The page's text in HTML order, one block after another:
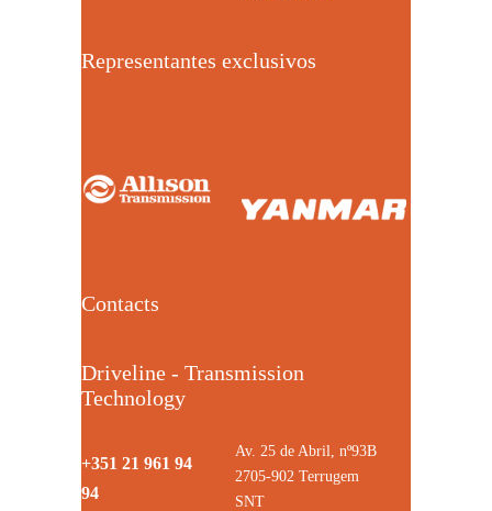
Representantes exclusivos
Contacts
Driveline - Transmission
Technology
+351 21 961 94
94
Av. 25 de Abril, nº93B
2705-902 Terrugem
SNT